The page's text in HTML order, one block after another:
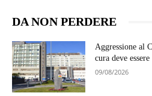
DA NON PERDERE
Aggressione al
cura deve
09/08/2026